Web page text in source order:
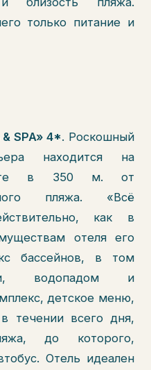
только питание и
SPA» 4*. Роскошный
находится на
в 350 м. от
пляжа. «Всё
как в
отеля его
бассейнов, в том
водопадом и
детское меню,
течении всего дня,
до которого,
Отель идеален